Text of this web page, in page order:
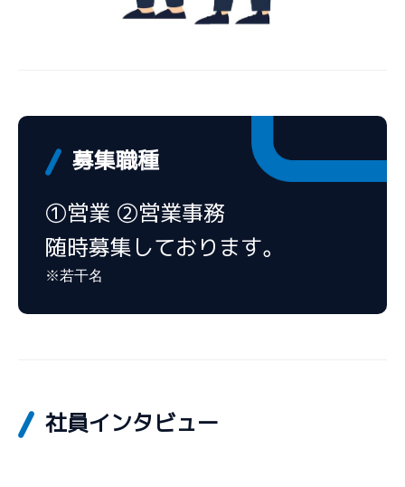
募集職種
①営業 ②営業事務
随時募集しております。
※若干名
社員インタビュー